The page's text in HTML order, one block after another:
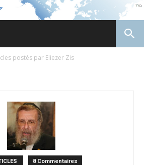
postés par Eliezer Zis
8 Commentaires